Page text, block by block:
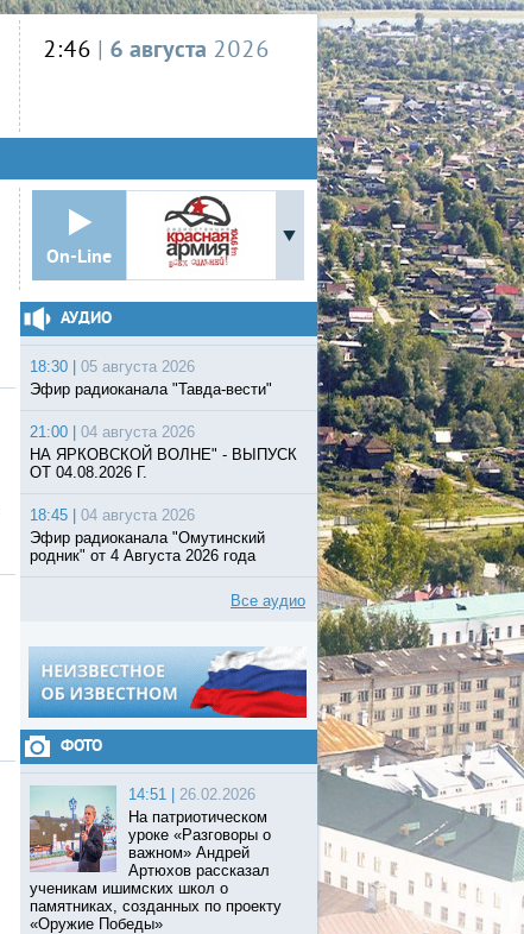
2:46 | 6 августа 2026
On-Line
АУДИО
18:30 |
05 августа 2026
Эфир радиоканала "Тавда-вести"
21:00 |
04 августа 2026
НА ЯРКОВСКОЙ ВОЛНЕ" - ВЫПУСК
ОТ 04.08.2026 Г.
18:45 |
04 августа 2026
Эфир радиоканала "Омутинский
родник" от 4 Августа 2026 года
Все аудио
ФОТО
14:51 |
26.02.2026
На патриотическом
уроке «Разговоры о
важном» Андрей
Артюхов рассказал
ученикам ишимских школ о
памятниках, созданных по проекту
«Оружие Победы»